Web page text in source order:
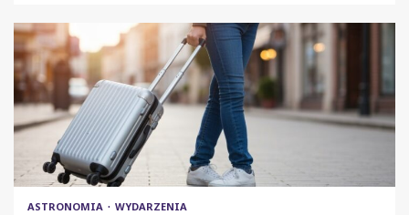
ASTRONOMIA WYDARZENIA